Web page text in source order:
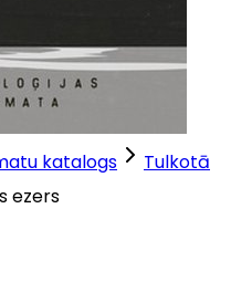
katalogs
Tulkotā
ezers